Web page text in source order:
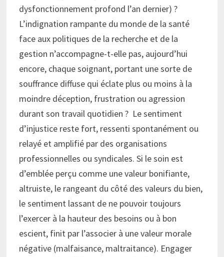
dysfonctionnement profond l’an dernier) ?
L’indignation rampante du monde de la santé
face aux politiques de la recherche et de la
gestion n’accompagne-t-elle pas, aujourd’hui
encore, chaque soignant, portant une sorte de
souffrance diffuse qui éclate plus ou moins à la
moindre déception, frustration ou agression
durant son travail quotidien ? Le sentiment
d’injustice reste fort, ressenti spontanément ou
relayé et amplifié par des organisations
professionnelles ou syndicales. Si le soin est
d’emblée perçu comme une valeur bonifiante,
altruiste, le rangeant du côté des valeurs du bien,
le sentiment lassant de ne pouvoir toujours
l’exercer à la hauteur des besoins ou à bon
escient, finit par l’associer à une valeur morale
négative (malfaisance, maltraitance). Engager